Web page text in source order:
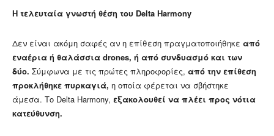
Η τελευταία γνωστή θέση του Delta Harmony
Δεν είναι ακόμη σαφές αν η επίθεση πραγματοποιήθηκε από
εναέρια ή θαλάσσια drones, ή από συνδυασμό και των
δύο. Σύμφωνα με τις πρώτες πληροφορίες, από την επίθεση
προκλήθηκε πυρκαγιά, η οποία φέρεται να σβήστηκε
άμεσα. Το Delta Harmony, εξακολουθεί να πλέει προς νότια
κατεύθυνση.